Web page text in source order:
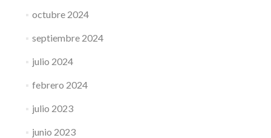
octubre 2024
septiembre 2024
julio 2024
febrero 2024
julio 2023
junio 2023